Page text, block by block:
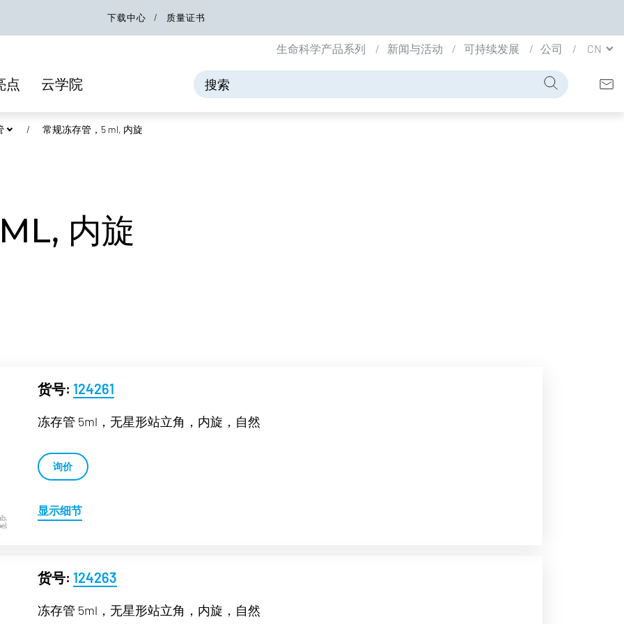
下载中心 质量证书
点 云学院
生命科学产品系列 新闻与活动 可持续发展 公司 CN
常规冻存管，5 ml, 内旋
内旋
货号: 124261
冻存管 5ml，无星形站立角，内旋，自然
询价
显示细节
货号: 124263
冻存管 5ml，无星形站立角，内旋，自然